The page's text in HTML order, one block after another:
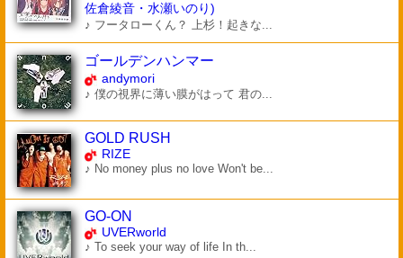
佐倉綾音・水瀬いのり)
♪ フータローくん？ 上杉！起きな...
ゴールデンハンマー
andymori
♪ 僕の視界に薄い膜がはって 君の...
GOLD RUSH
RIZE
♪ No money plus no love Won't be...
GO-ON
UVERworld
♪ To seek your way of life In th...